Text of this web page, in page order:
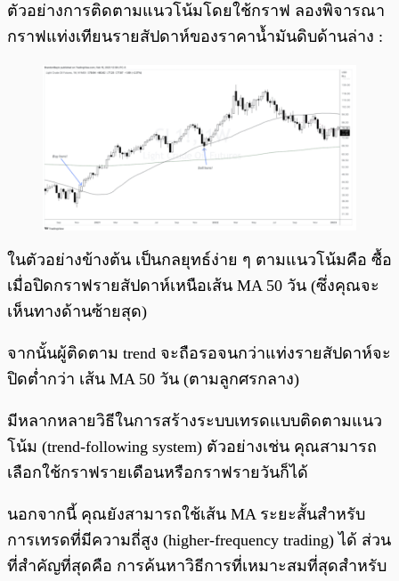
ตัวอย่างการติดตามแนวโน้มโดยใช้กราฟ ลองพิจารณา
กราฟแท่งเทียนรายสัปดาห์ของราคาน้ำมันดิบด้านล่าง :
ในตัวอย่างข้างต้น เป็นกลยุทธ์ง่าย ๆ ตามแนวโน้มคือ ซื้อ
เมื่อปิดกราฟรายสัปดาห์เหนือเส้น MA 50 วัน (ซึ่งคุณจะ
เห็นทางด้านซ้ายสุด)
จากนั้นผู้ติดตาม trend จะถือรอจนกว่าแท่งรายสัปดาห์จะ
ปิดต่ำกว่า เส้น MA 50 วัน (ตามลูกศรกลาง)
มีหลากหลายวิธีในการสร้างระบบเทรดแบบติดตามแนว
โน้ม (trend-following system) ตัวอย่างเช่น คุณสามารถ
เลือกใช้กราฟรายเดือนหรือกราฟรายวันก็ได้
นอกจากนี้ คุณยังสามารถใช้เส้น MA ระยะสั้นสำหรับ
การเทรดที่มีความถี่สูง (higher-frequency trading) ได้ ส่วน
ที่สำคัญที่สุดคือ การค้นหาวิธีการที่เหมาะสมที่สุดสำหรับ